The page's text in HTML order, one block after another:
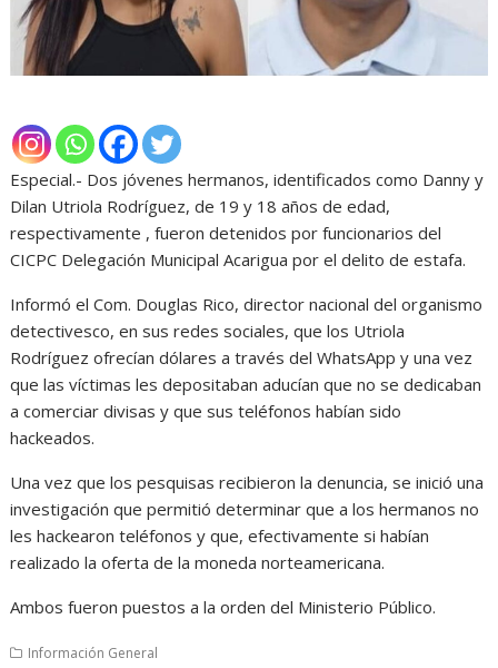
Especial.- Dos jóvenes hermanos, identificados como Danny y
Dilan Utriola Rodríguez, de 19 y 18 años de edad,
respectivamente , fueron detenidos por funcionarios del
CICPC Delegación Municipal Acarigua por el delito de estafa.
Informó el Com. Douglas Rico, director nacional del organismo
detectivesco, en sus redes sociales, que los Utriola
Rodríguez ofrecían dólares a través del WhatsApp y una vez
que las víctimas les depositaban aducían que no se dedicaban
a comerciar divisas y que sus teléfonos habían sido
hackeados.
Una vez que los pesquisas recibieron la denuncia, se inició una
investigación que permitió determinar que a los hermanos no
les hackearon teléfonos y que, efectivamente si habían
realizado la oferta de la moneda norteamericana.
Ambos fueron puestos a la orden del Ministerio Público.
Información General